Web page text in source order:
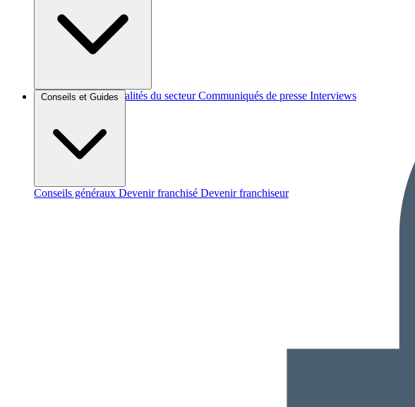
Brèves et actus Actualités du secteur Communiqués de presse Interviews
Conseils et Guides
Conseils généraux Devenir franchisé Devenir franchiseur